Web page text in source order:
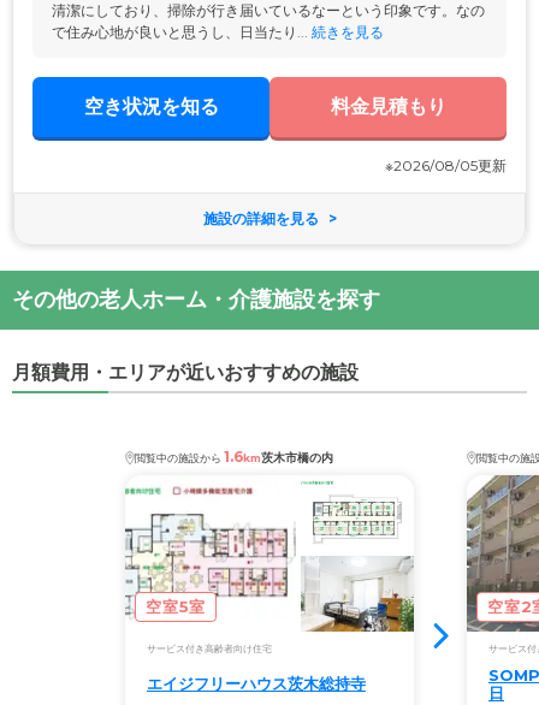
清潔にしており、掃除が行き届いているなーという印象です。なの
で住み心地が良いと思うし、日当たり... 続きを見る
空き状況を知る 料金見積もり
※2026/08/05更新
施設の詳細を見る
その他の老人ホーム・介護施設を探す
月額費用・エリアが近いおすすめの施設
閲覧中の施設から 1.6km茨木市橋の内
空室5室
サービス付き高齢者向け住宅
エイジフリーハウス茨木総持寺
閲覧中の施
空室2
サービス付
日